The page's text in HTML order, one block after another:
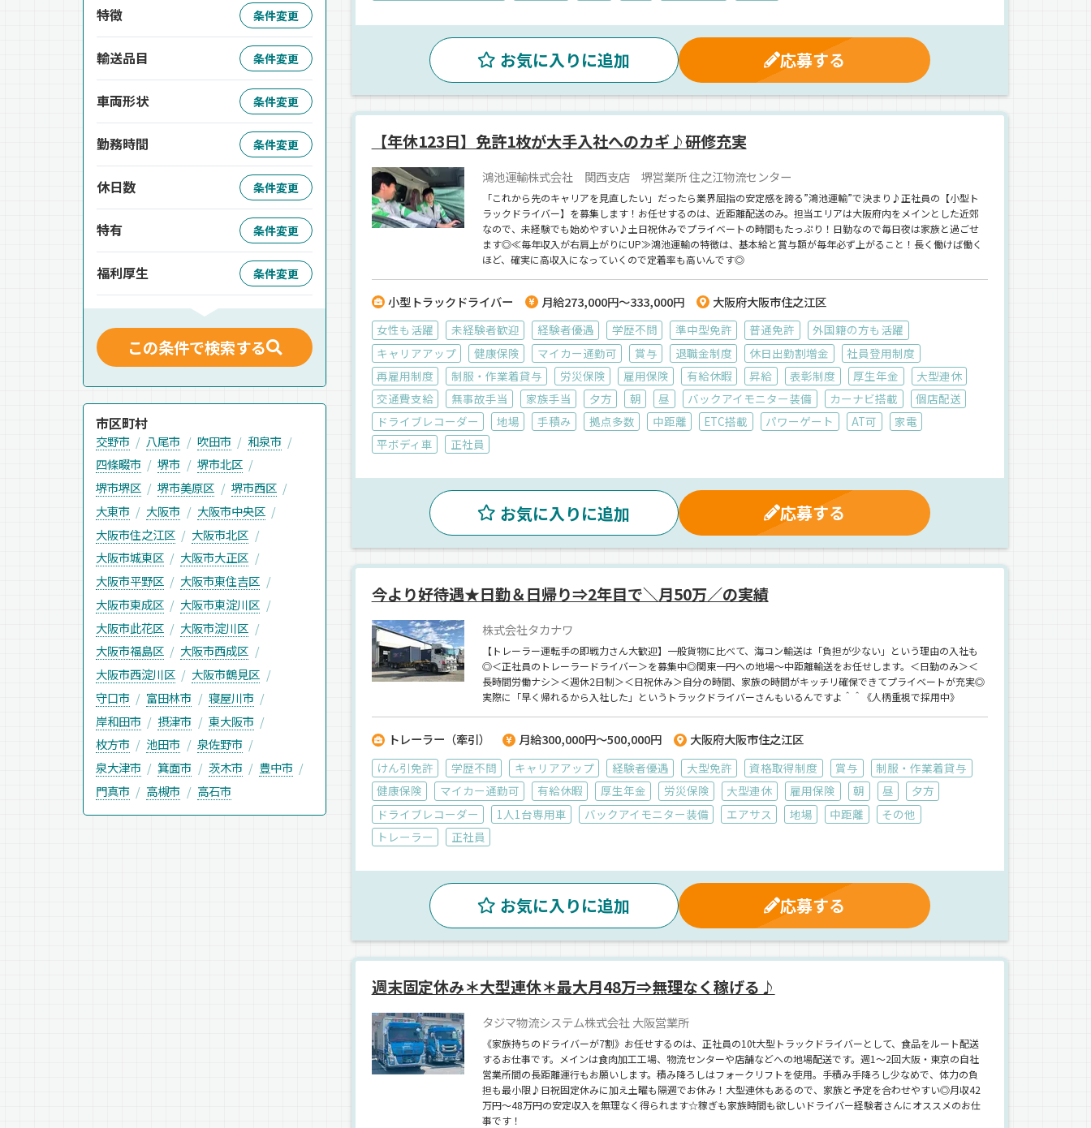
お気に入りに追加 応募する
【年休123日】免許1枚が大手入社へのカギ♪研修充実
鴻池運輸株式会社 関西支店 堺営業所 住之江物流センター
「これから先のキャリアを見直したい」だったら業界屈指の安定感を誇る”鴻池運輸”で決まり♪正社員の【小型ト
ラックドライバー】を募集します！お任せするのは、近距離配送のみ。担当エリアは大阪府内をメインとした近郊
なので、未経験でも始めやすい♪土日祝休みでプライベートの時間もたっぷり！日勤なので毎日夜は家族と過ごせ
ます◎≪毎年収入が右肩上がりにUP≫鴻池運輸の特徴は、基本給と賞与額が毎年必ず上がること！長く働けば働く
ほど、確実に高収入になっていくので定着率も高いんです◎
小型トラックドライバー 月給273,000円～333,000円 大阪府大阪市住之江区
女性も活躍 未経験者歓迎 経験者優遇 学歴不問 準中型免許 普通免許
外国籍の方も活躍
キャリアアップ
健康保険 マイカー通勤可 賞与 退職金制度 休日出勤割増金
社員登用制度
再雇用制度
制服・作業着貸与 労災保険 雇用保険 有給休暇 昇給 表彰制度 厚生年金
大型連休
交通費支給
無事故手当 家族手当 夕方 朝 昼 バックアイモニター装備 カーナビ搭載
個店配送
ドライブレコーダー
地場 手積み 拠点多数 中距離 ETC搭載 パワーゲート AT可
家電
平ボディ車
正社員
お気に入りに追加 応募する
今より好待遇★日勤＆日帰り⇒2年目で＼月50万／の実績
株式会社タカナワ
【トレーラー運転手の即戦力さん大歓迎】一般貨物に比べて、海コン輸送は「負担が少ない」という理由の入社も
◎＜正社員のトレーラードライバー＞を募集中◎関東一円への地場～中距離輸送をお任せします。＜日勤のみ＞＜
長時間労働ナシ＞＜週休2日制＞＜日祝休み＞自分の時間、家族の時間がキッチリ確保できてプライベートが充実◎
実際に「早く帰れるから入社した」というトラックドライバーさんもいるんですよ＾＾《人柄重視で採用中》
トレーラー（牽引） 月給300,000円～500,000円 大阪府大阪市住之江区
けん引免許 学歴不問 キャリアアップ 経験者優遇 大型免許 資格取得制度 賞与
制服・作業着貸与
健康保険
マイカー通勤可 有給休暇 厚生年金 労災保険 大型連休 雇用保険 朝 昼
夕方
ドライブレコーダー
1人1台専用車 バックアイモニター装備 エアサス 地場 中距離
その他
トレーラー
正社員
お気に入りに追加 応募する
週末固定休み＊大型連休＊最大月48万⇒無理なく稼げる♪
タジマ物流システム株式会社 大阪営業所
《家族持ちのドライバーが7割》お任せするのは、正社員の10t大型トラックドライバーとして、食品をルート配送
するお仕事です。メインは食肉加工工場、物流センターや店舗などへの地場配送です。週1～2回大阪・東京の自社
営業所間の長距離運行もお願いします。積み降ろしはフォークリフトを使用。手積み手降ろし少なめで、体力の負
担も最小限♪日祝固定休みに加え土曜も隔週でお休み！大型連休もあるので、家族と予定を合わせやすい◎月収42
万円～48万円の安定収入を無理なく得られます☆稼ぎも家族時間も欲しいドライバー経験者さんにオススメのお仕
事です！
特徴 条件変更
輸送品目 条件変更
車両形状 条件変更
勤務時間 条件変更
休日数 条件変更
特有 条件変更
福利厚生 条件変更
この条件で検索する
市区町村
交野市 八尾市 吹田市
和泉市
四條畷市
堺市
堺市北区
堺市堺区
堺市美原区
堺市西区
大東市
大阪市
大阪市中央区
大阪市住之江区
大阪市北区
大阪市城東区
大阪市大正区
大阪市平野区
大阪市東住吉区
大阪市東成区
大阪市東淀川区
大阪市此花区
大阪市淀川区
大阪市福島区
大阪市西成区
大阪市西淀川区
大阪市鶴見区
守口市
富田林市
寝屋川市
岸和田市
摂津市
東大阪市
枚方市
池田市
泉佐野市
泉大津市
箕面市 茨木市
豊中市
門真市
高槻市 高石市